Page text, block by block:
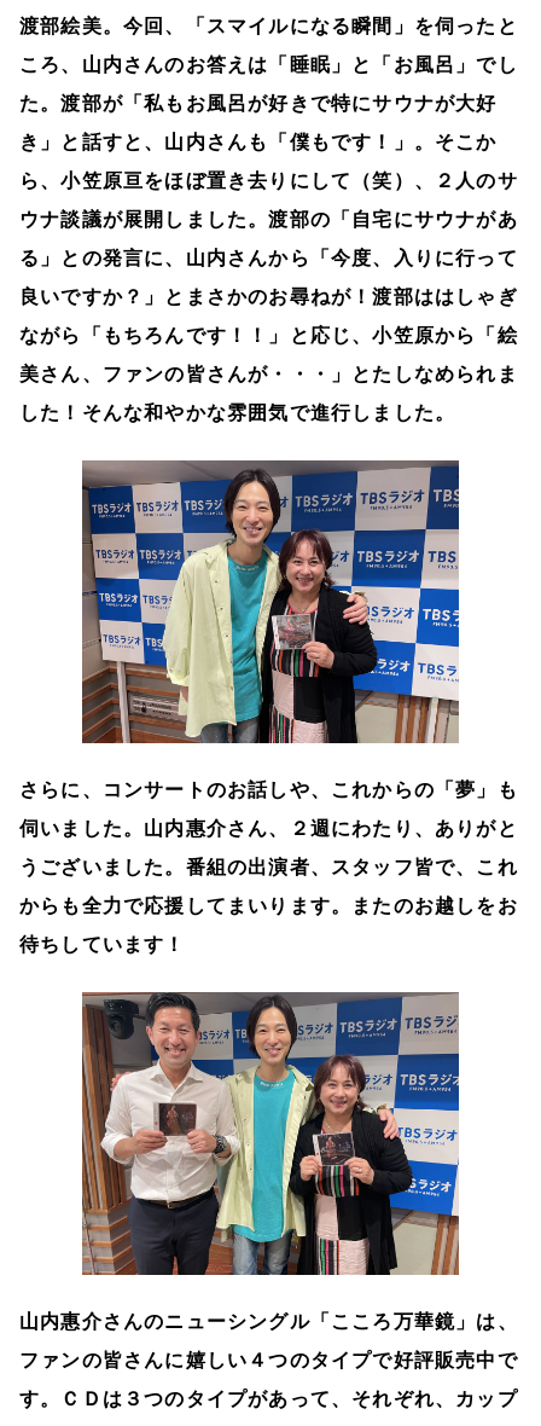
渡部絵美。今回、「スマイルになる瞬間」を伺ったと
ころ、山内さんのお答えは「睡眠」と「お風呂」でし
た。渡部が「私もお風呂が好きで特にサウナが大好
き」と話すと、山内さんも「僕もです！」。そこか
ら、小笠原亘をほぼ置き去りにして（笑）、２人のサ
ウナ談議が展開しました。渡部の「自宅にサウナがあ
る」との発言に、山内さんから「今度、入りに行って
良いですか？」とまさかのお尋ねが！渡部ははしゃぎ
ながら「もちろんです！！」と応じ、小笠原から「絵
美さん、ファンの皆さんが・・・」とたしなめられま
した！そんな和やかな雰囲気で進行しました。
さらに、コンサートのお話しや、これからの「夢」も
伺いました。山内惠介さん、２週にわたり、ありがと
うございました。番組の出演者、スタッフ皆で、これ
からも全力で応援してまいります。またのお越しをお
待ちしています！
山内惠介さんのニューシングル「こころ万華鏡」は、
ファンの皆さんに嬉しい４つのタイプで好評販売中で
す。ＣＤは３つのタイプがあって、それぞれ、カップ